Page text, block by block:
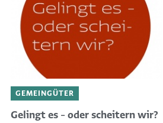
GEMEINGÜTER
Gelingt es – oder scheitern wir?